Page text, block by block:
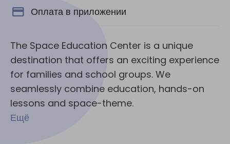
Оплата в приложении
The Space Education Center is a unique
destination that offers an exciting experience
for families and school groups. We
seamlessly combine education, hands-on
lessons and space-theme.
Ещё